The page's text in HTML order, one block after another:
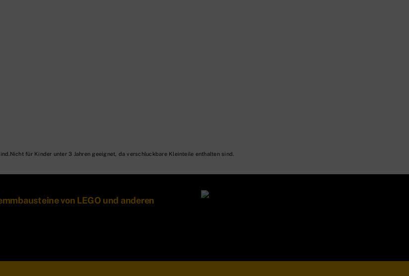
Nicht für Kinder unter 3 Jahren geeignet, da verschluckbare Kleinteile enthalten sind.
von LEGO und anderen